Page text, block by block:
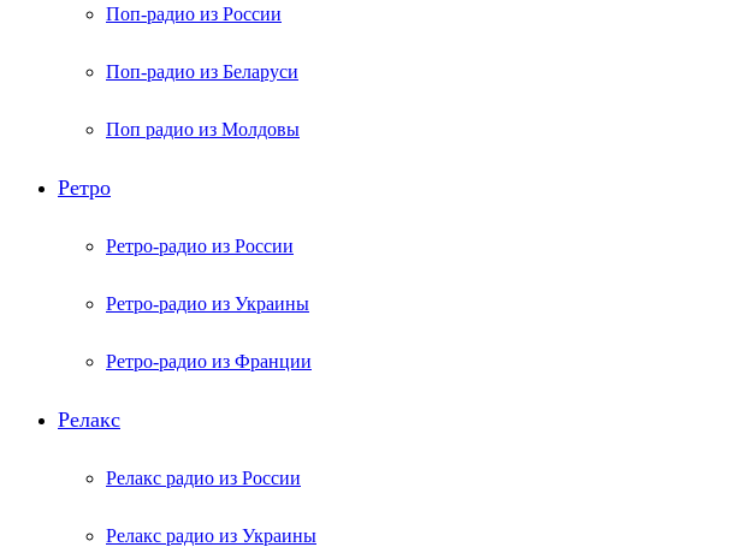
Поп-радио из России
Поп-радио из Беларуси
Поп радио из Молдовы
Ретро
Ретро-радио из России
Ретро-радио из Украины
Ретро-радио из Франции
Релакс
Релакс радио из России
Релакс радио из Украины